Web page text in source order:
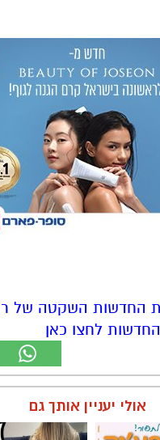
החדשות השקטה של
אולי יעניין אותך גם